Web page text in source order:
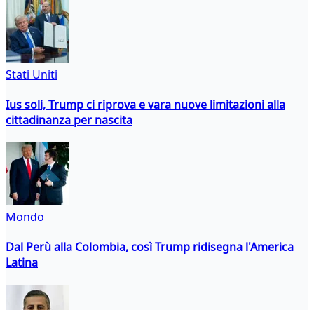
Stati Uniti
Ius soli, Trump ci riprova e vara nuove limitazioni alla
cittadinanza per nascita
Mondo
Dal Perù alla Colombia, così Trump ridisegna l'America
Latina